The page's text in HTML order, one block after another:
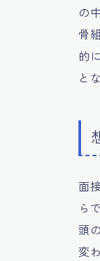
の
骨
的
と
面
ら
頭
変